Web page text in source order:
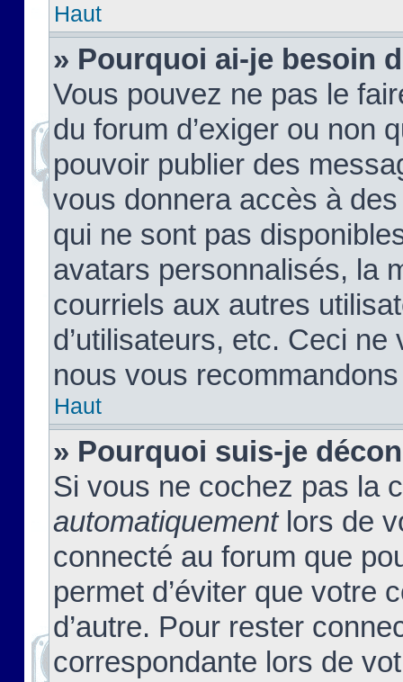
Haut
» Pourquoi ai-je besoin
Vous pouvez ne pas le
du forum d’exiger ou non
pouvoir publier des
vous donnera accès à
qui ne sont pas
avatars personnalisés, la
courriels aux autres
d’utilisateurs, etc. Ceci
nous vous
Haut
» Pourquoi suis-je
Si vous ne cochez pas la
automatiquementlors de
connecté au forum que
permet d’éviter que votre
d’autre. Pour rester
correspondante lors de